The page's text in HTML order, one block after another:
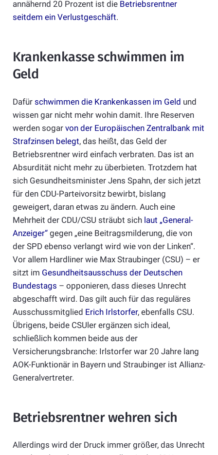
annähernd 20 Prozent ist die Betriebsrentner
seitdem ein Verlustgeschäft.
Krankenkasse schwimmen im
Geld
Dafür schwimmen die Krankenkassen im Geld und
wissen gar nicht mehr wohin damit. Ihre Reserven
werden sogar von der Europäischen Zentralbank mit
Strafzinsen belegt, das heißt, das Geld der
Betriebsrentner wird einfach verbraten. Das ist an
Absurdität nicht mehr zu überbieten. Trotzdem hat
sich Gesundheitsminister Jens Spahn, der sich jetzt
für den CDU-Parteivorsitz bewirbt, bislang
geweigert, daran etwas zu ändern. Auch eine
Mehrheit der CDU/CSU sträubt sich laut „General-
Anzeiger“gegen „eine Beitragsmilderung, die von
der SPD ebenso verlangt wird wie von der Linken“.
Vor allem Hardliner wie Max Straubinger (CSU) – er
sitzt im Gesundheitsausschuss der Deutschen
Bundestags – opponieren, dass dieses Unrecht
abgeschafft wird. Das gilt auch für das reguläres
Ausschussmitglied Erich Irlstorfer, ebenfalls CSU.
Übrigens, beide CSUler ergänzen sich ideal,
schließlich kommen beide aus der
Versicherungsbranche: Irlstorfer war 20 Jahre lang
AOK-Funktionär in Bayern und Straubinger ist Allianz-
Generalvertreter.
Betriebsrentner wehren sich
Allerdings wird der Druck immer größer, das Unrecht